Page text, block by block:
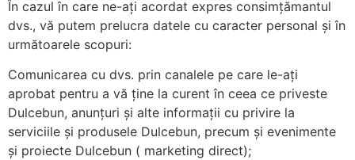
În cazul în care ne-ați acordat expres consimțămantul
dvs., vă putem prelucra datele cu caracter personal și în
următoarele scopuri:
Comunicarea cu dvs. prin canalele pe care le-ați
aprobat pentru a vă ține la curent în ceea ce priveste
Dulcebun, anunțuri și alte informații cu privire la
serviciile și produsele Dulcebun, precum și evenimente
și proiecte Dulcebun ( marketing direct);